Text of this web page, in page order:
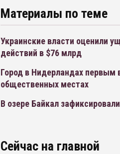
Материалы по теме
Украинские власти оценили
действий в $76 млрд
Город в Нидерландах первым
общественных местах
В озере Байкал
Сейчас на главной